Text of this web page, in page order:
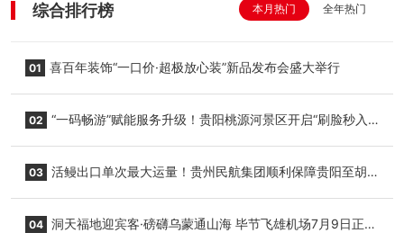
综合排行榜 本月热门 全年热门
01 喜百年装饰“一口价·超极放心装”新品发布会盛大举行
02 “一码畅游”赋能服务升级！贵阳桃源河景区开启“刷脸秒入
03 活鳗出口单次最大运量！贵州民航集团顺利保障贵阳至胡
04 洞天福地迎宾客·磅礴乌蒙通山海 毕节飞雄机场7月9日正式